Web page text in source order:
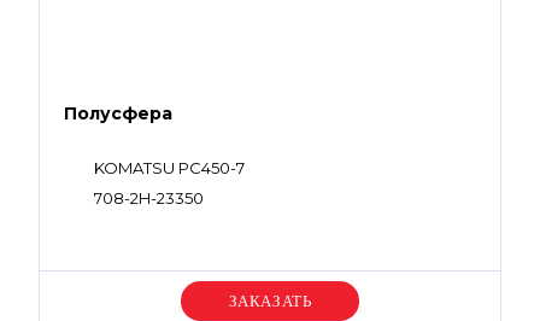
Полусфера
KOMATSU PC450-7
708-2H-23350
Уточняйте цену